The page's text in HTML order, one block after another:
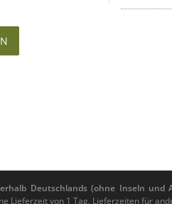
Deutschlands (ohne Inseln und
Lieferzeit von 1 Tag. Lieferzeiten für